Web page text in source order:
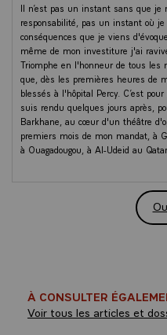
Il n’est pas un instant sans que je
responsabilité, pas un instant où
conséquences que je viens
même de mon investiture j'ai
Triomphe en l'honneur de tous les
que, dès les premières heures de
blessés à l'hôpital Percy. C’est
suis rendu quelques jours après,
Barkhane, au cœur d'un théâtre
premiers mois de mon mandat, à
à Ouagadougou, à Al-Udeid au
En ce début d'année, les vœux
donc une couleur toute particulière
temps réel, jour et nuit, de vos
me dire, et je les écoute
À CONSULTER
Voir tous les articles et